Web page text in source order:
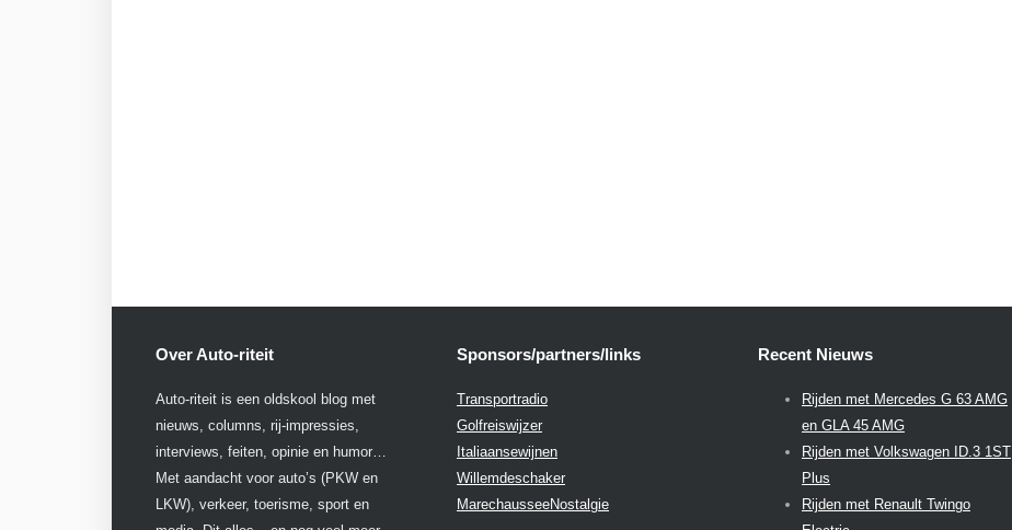
Over Auto-riteit
Auto-riteit is een oldskool blog met
nieuws, columns, rij-impressies,
interviews, feiten, opinie en humor…
Met aandacht voor auto’s (PKW en
LKW), verkeer, toerisme, sport en
Sponsors/partners/links
Transportradio
Golfreiswijzer
Italiaansewijnen
Willemdeschaker
MarechausseeNostalgie
Recent Nieuws
Rijden met Mercedes G 63 AMG
en GLA 45 AMG
Rijden met Volkswagen ID.3 1ST
Plus
Rijden met Renault Twingo